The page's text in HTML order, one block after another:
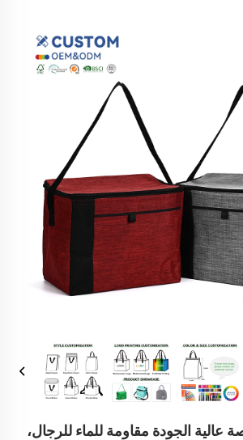
عالية الجودة مقاومة للماء للرجال،